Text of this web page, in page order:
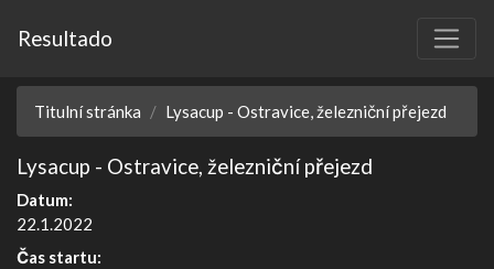
Resultado
Titulní stránka Lysacup - Ostravice, železniční přejezd
Lysacup - Ostravice, železniční přejezd
Datum:
22.1.2022
Čas startu: